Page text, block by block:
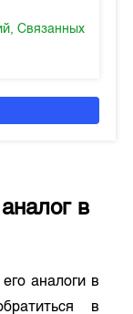
Связанных
в
аналоги в
в